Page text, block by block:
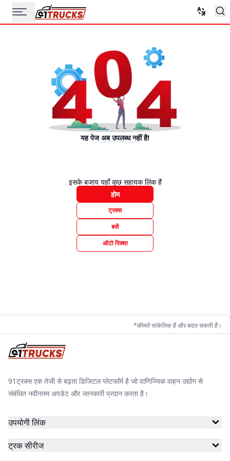
यह पेज अब उपलब्ध नहीं है!
इसके बजाय यहाँ कुछ सहायक लिंक हैं
होम
ट्रक्स
बसें
ऑटो रिक्शा
*कीमतें सांकेतिक हैं और बदल सकती हैं।
91ट्रक्स एक तेजी से बढ़ता डिजिटल प्लेटफॉर्म है जो वाणिज्यिक वाहन उद्योग से
संबंधित नवीनतम अपडेट और जानकारी प्रदान करता है।
उपयोगी लिंक
ट्रक सीरीज